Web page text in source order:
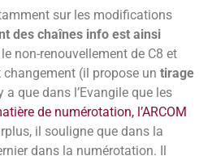
sur les modifications
des chaînes info est ainsi
non-renouvellement de C8 et
changement (il propose untirage
que dans l’Evangile que les
de numérotation, l’ARCOM
il souligne que dans la
dans la numérotation. Il